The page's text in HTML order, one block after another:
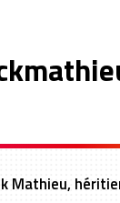
Mathieu,